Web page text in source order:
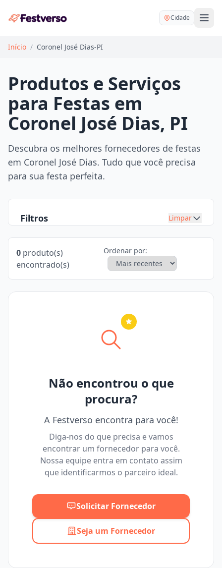
Cidade
Balões delivery
Decoração personalizada
Pegue e Monte
Festa na mesa
Mesas e cadeiras
Buffet
DJ
Início / Coronel José Dias-PI
Produtos e Serviços
para Festas em
Coronel José Dias, PI
Descubra os melhores fornecedores de festas
em Coronel José Dias. Tudo que você precisa
para sua festa perfeita.
Filtros Limpar
Máximo
0 produto(s)
encontrado(s)
Ordenar por:
Não encontrou o que
procura?
A Festverso encontra para você!
Diga-nos do que precisa e vamos
encontrar um fornecedor para você.
Nossa equipe entra em contato assim
que identificarmos o parceiro ideal.
Solicitar Fornecedor
Seja um Fornecedor